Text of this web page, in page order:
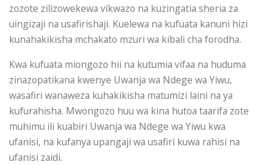
zozote zilizowekewa vikwazo na kuzingatia sheria za
uingizaji na usafirishaji. Kuelewa na kufuata kanuni hizi
kunahakikisha mchakato mzuri wa kibali cha forodha.
Kwa kufuata miongozo hii na kutumia vifaa na huduma
zinazopatikana kwenye Uwanja wa Ndege wa Yiwu,
wasafiri wanaweza kuhakikisha matumizi laini na ya
kufurahisha. Mwongozo huu wa kina hutoa taarifa zote
muhimu ili kuabiri Uwanja wa Ndege wa Yiwu kwa
ufanisi, na kufanya upangaji wa usafiri kuwa rahisi na
ufanisi zaidi.